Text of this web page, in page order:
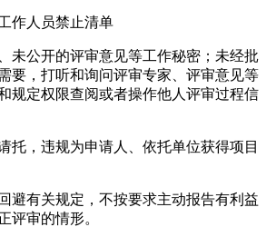
作人员禁止清单
未公开的评审意见等工作秘密；未经批
要，打听和询问评审专家、评审意见等
规定权限查阅或者操作他人评审过程信
托，违规为申请人、依托单位获得项目
避有关规定，不按要求主动报告有利益
评审的情形。